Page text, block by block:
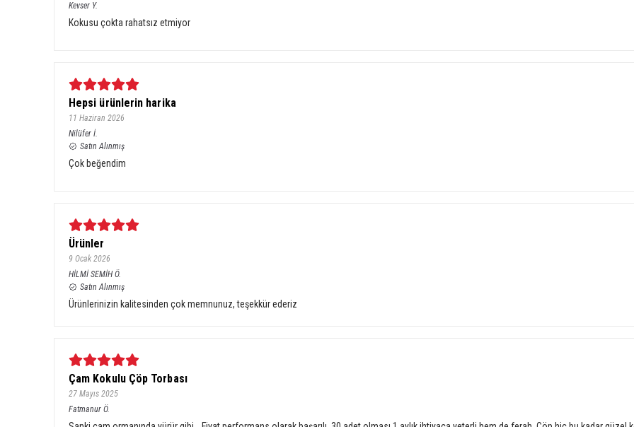
Kevser Y.
Kokusu çokta rahatsız etmiyor
Hepsi ürünlerin harika
11 Haziran 2026
Nilüfer İ.
Satın Alınmış
Çok beğendim
Ürünler
9 Ocak 2026
HİLMİ SEMİH Ö.
Satın Alınmış
Ürünlerinizin kalitesinden çok memnunuz, teşekkür ederiz
Çam Kokulu Çöp Torbası
27 Mayıs 2025
Fatmanur Ö.